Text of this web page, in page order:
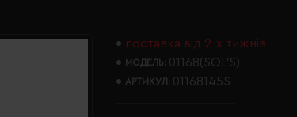
поставка від 2-х тижнів
МОДЕЛЬ: 01168(SOL’S)
АРТИКУЛ: 01168145S